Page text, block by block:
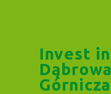
Invest in
Dąbrowa
Górnicza